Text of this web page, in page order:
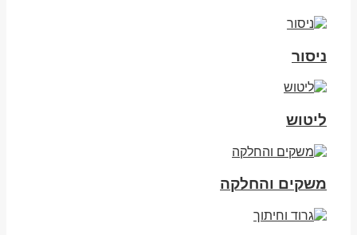
ניסור
ליטוש
משקים והחלקה